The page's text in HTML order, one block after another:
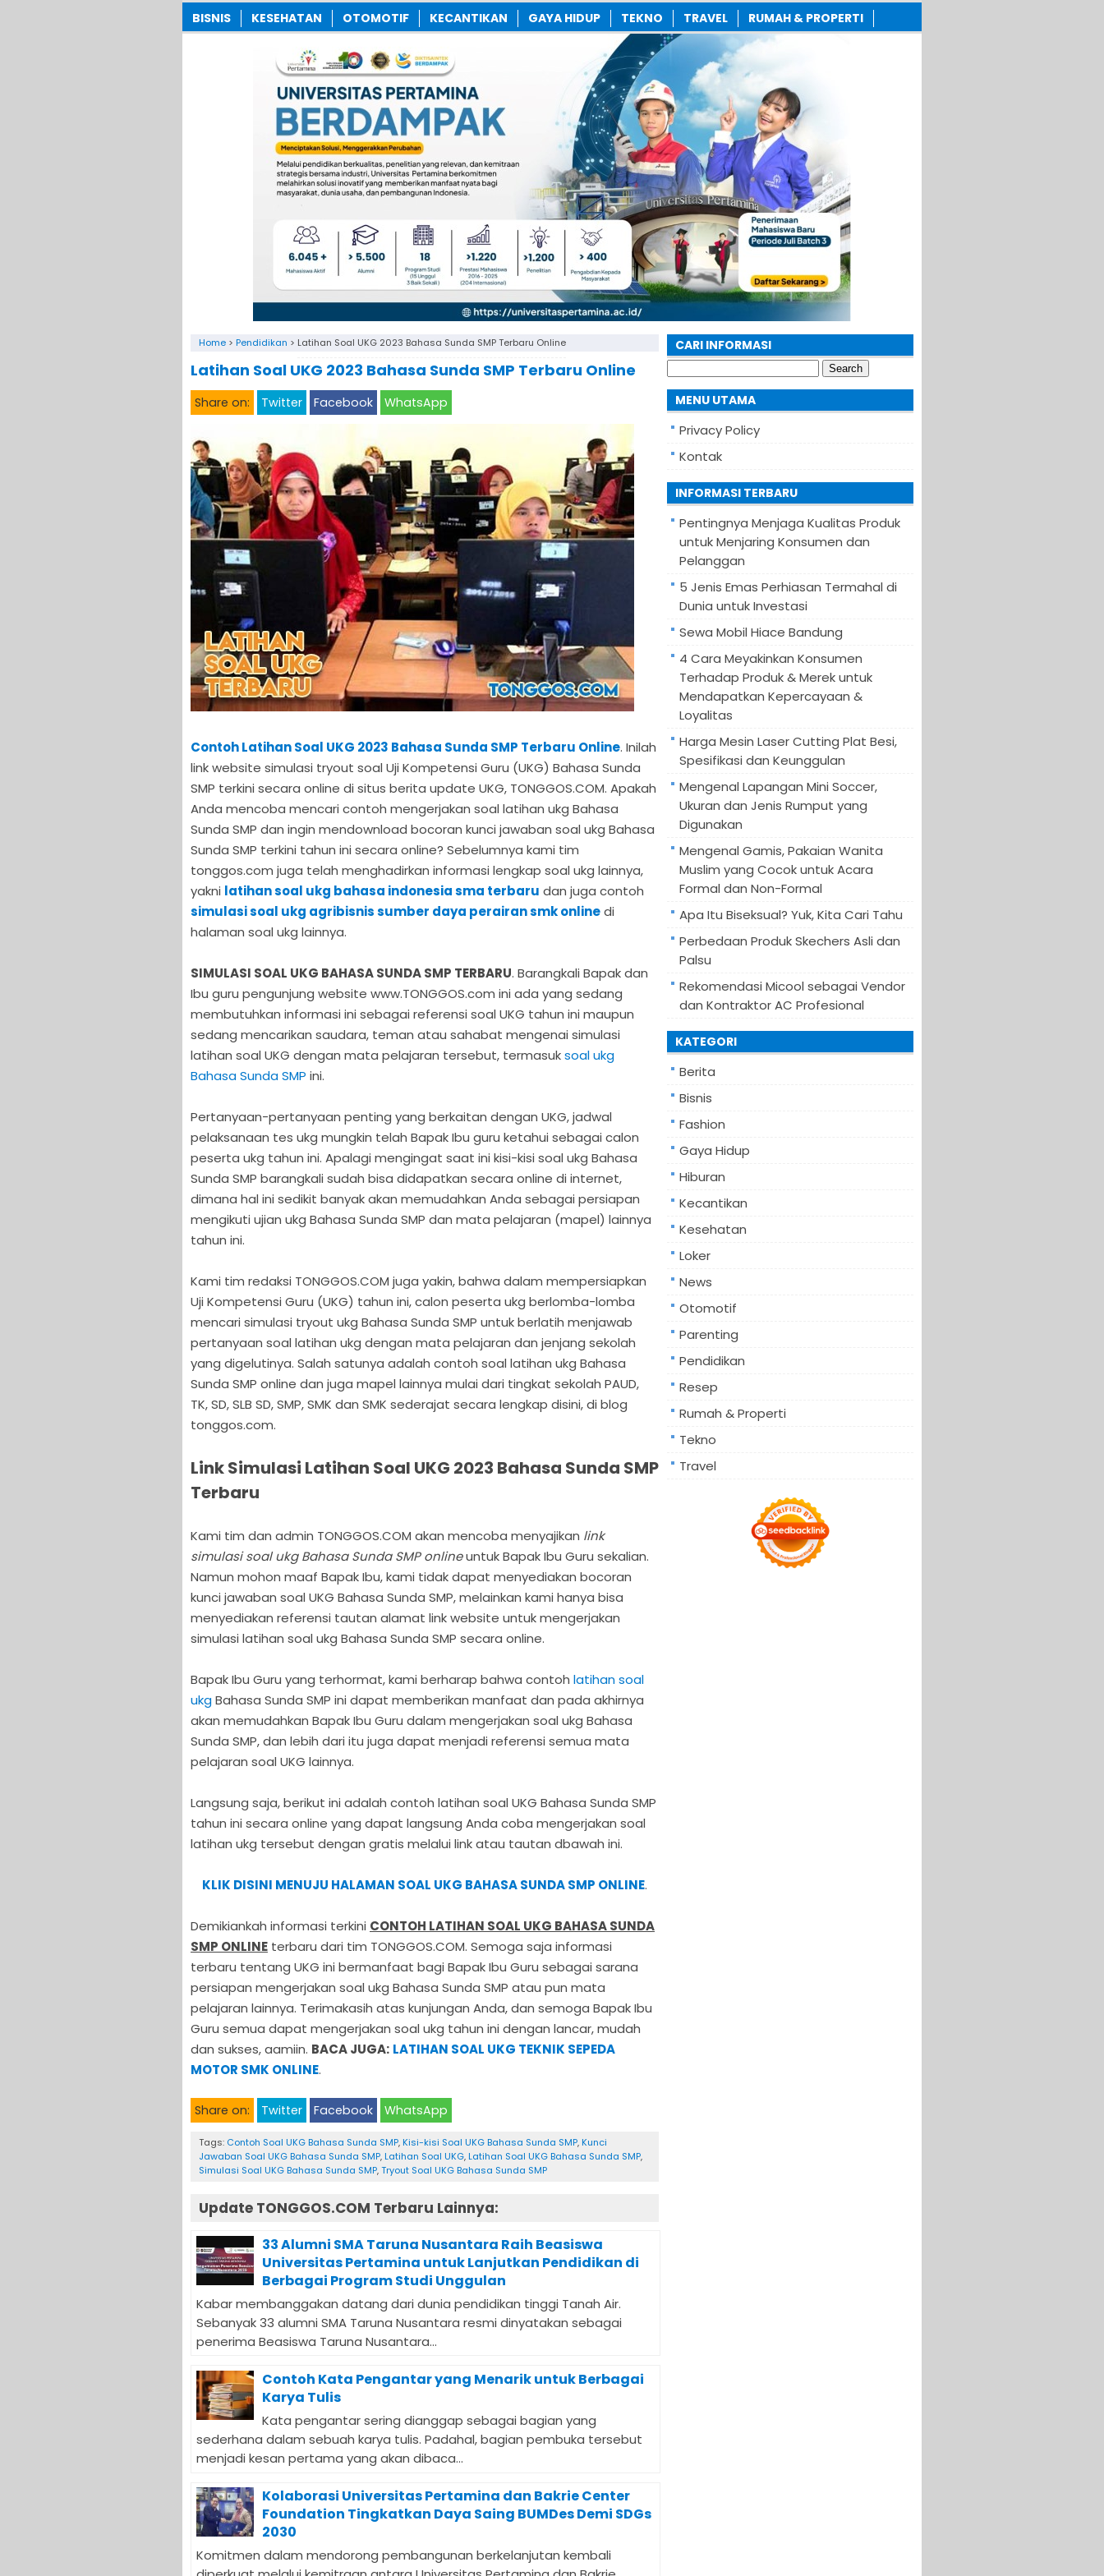
BISNIS KESEHATAN OTOMOTIF KECANTIKAN GAYA HIDUP TEKNO TRAVEL RUMAH & PROPERTI
Home > Pendidikan > Latihan Soal UKG 2023 Bahasa Sunda SMP Terbaru Online
Latihan Soal UKG 2023 Bahasa Sunda SMP Terbaru Online
Share on: Twitter Facebook WhatsApp
Contoh Latihan Soal UKG 2023 Bahasa Sunda SMP Terbaru Online. Inilah
link website simulasi tryout soal Uji Kompetensi Guru (UKG) Bahasa Sunda
SMP terkini secara online di situs berita update UKG, TONGGOS.COM. Apakah
Anda mencoba mencari contoh mengerjakan soal latihan ukg Bahasa
Sunda SMP dan ingin mendownload bocoran kunci jawaban soal ukg Bahasa
Sunda SMP terkini tahun ini secara online? Sebelumnya kami tim
tonggos.com juga telah menghadirkan informasi lengkap soal ukg lainnya,
yakni latihan soal ukg bahasa indonesia sma terbaru dan juga contoh
simulasi soal ukg agribisnis sumber daya perairan smk onlinedi
halaman soal ukg lainnya.
SIMULASI SOAL UKG BAHASA SUNDA SMP TERBARU. Barangkali Bapak dan
Ibu guru pengunjung website www.TONGGOS.com ini ada yang sedang
membutuhkan informasi ini sebagai referensi soal UKG tahun ini maupun
sedang mencarikan saudara, teman atau sahabat mengenai simulasi
latihan soal UKG dengan mata pelajaran tersebut, termasuksoal ukg
Bahasa Sunda SMP ini.
Pertanyaan-pertanyaan penting yang berkaitan dengan UKG, jadwal
pelaksanaan tes ukg mungkin telah Bapak Ibu guru ketahui sebagai calon
peserta ukg tahun ini. Apalagi mengingat saat ini kisi-kisi soal ukg Bahasa
Sunda SMP barangkali sudah bisa didapatkan secara online di internet,
dimana hal ini sedikit banyak akan memudahkan Anda sebagai persiapan
mengikuti ujian ukg Bahasa Sunda SMP dan mata pelajaran (mapel) lainnya
tahun ini.
Kami tim redaksi TONGGOS.COM juga yakin, bahwa dalam mempersiapkan
Uji Kompetensi Guru (UKG) tahun ini, calon peserta ukg berlomba-lomba
mencari simulasi tryout ukg Bahasa Sunda SMP untuk berlatih menjawab
pertanyaan soal latihan ukg dengan mata pelajaran dan jenjang sekolah
yang digelutinya. Salah satunya adalah contoh soal latihan ukg Bahasa
Sunda SMP online dan juga mapel lainnya mulai dari tingkat sekolah PAUD,
TK, SD, SLB SD, SMP, SMK dan SMK sederajat secara lengkap disini, di blog
tonggos.com.
Link Simulasi Latihan Soal UKG 2023 Bahasa Sunda SMP
Terbaru
Kami tim dan admin TONGGOS.COM akan mencoba menyajikan link
simulasi soal ukg Bahasa Sunda SMP onlineuntuk Bapak Ibu Guru sekalian.
Namun mohon maaf Bapak Ibu, kami tidak dapat menyediakan bocoran
kunci jawaban soal UKG Bahasa Sunda SMP, melainkan kami hanya bisa
menyediakan referensi tautan alamat link website untuk mengerjakan
simulasi latihan soal ukg Bahasa Sunda SMP secara online.
Bapak Ibu Guru yang terhormat, kami berharap bahwa contoh latihan soal
ukgBahasa Sunda SMP ini dapat memberikan manfaat dan pada akhirnya
akan memudahkan Bapak Ibu Guru dalam mengerjakan soal ukg Bahasa
Sunda SMP, dan lebih dari itu juga dapat menjadi referensi semua mata
pelajaran soal UKG lainnya.
Langsung saja, berikut ini adalah contoh latihan soal UKG Bahasa Sunda SMP
tahun ini secara online yang dapat langsung Anda coba mengerjakan soal
latihan ukg tersebut dengan gratis melalui link atau tautan dbawah ini.
KLIK DISINI MENUJU HALAMAN SOAL UKG BAHASA SUNDA SMP ONLINE.
Demikiankah informasi terkini CONTOH LATIHAN SOAL UKG BAHASA SUNDA
SMP ONLINE terbaru dari tim TONGGOS.COM. Semoga saja informasi
terbaru tentang UKG ini bermanfaat bagi Bapak Ibu Guru sebagai sarana
persiapan mengerjakan soal ukg Bahasa Sunda SMP atau pun mata
pelajaran lainnya. Terimakasih atas kunjungan Anda, dan semoga Bapak Ibu
Guru semua dapat mengerjakan soal ukg tahun ini dengan lancar, mudah
dan sukses, aamiin. BACA JUGA: LATIHAN SOAL UKG TEKNIK SEPEDA
MOTOR SMK ONLINE.
Share on: Twitter Facebook WhatsApp
Tags: Contoh Soal UKG Bahasa Sunda SMP, Kisi-kisi Soal UKG Bahasa Sunda SMP, Kunci
Jawaban Soal UKG Bahasa Sunda SMP, Latihan Soal UKG, Latihan Soal UKG Bahasa Sunda SMP,
Simulasi Soal UKG Bahasa Sunda SMP,Tryout Soal UKG Bahasa Sunda SMP
Update TONGGOS.COM Terbaru Lainnya:
33 Alumni SMA Taruna Nusantara Raih Beasiswa
Universitas Pertamina untuk Lanjutkan Pendidikan di
Berbagai Program Studi Unggulan
Kabar membanggakan datang dari dunia pendidikan tinggi Tanah Air.
Sebanyak 33 alumni SMA Taruna Nusantara resmi dinyatakan sebagai
penerima Beasiswa Taruna Nusantara...
Contoh Kata Pengantar yang Menarik untuk Berbagai
Karya Tulis
Kata pengantar sering dianggap sebagai bagian yang
sederhana dalam sebuah karya tulis. Padahal, bagian pembuka tersebut
menjadi kesan pertama yang akan dibaca...
Kolaborasi Universitas Pertamina dan Bakrie Center
Foundation Tingkatkan Daya Saing BUMDes Demi SDGs
2030
Komitmen dalam mendorong pembangunan berkelanjutan kembali
CARI INFORMASI
for:
MENU UTAMA
Privacy Policy
Kontak
INFORMASI TERBARU
Pentingnya Menjaga Kualitas Produk
untuk Menjaring Konsumen dan
Pelanggan
5 Jenis Emas Perhiasan Termahal di
Dunia untuk Investasi
Sewa Mobil Hiace Bandung
4 Cara Meyakinkan Konsumen
Terhadap Produk & Merek untuk
Mendapatkan Kepercayaan &
Loyalitas
Harga Mesin Laser Cutting Plat Besi,
Spesifikasi dan Keunggulan
Mengenal Lapangan Mini Soccer,
Ukuran dan Jenis Rumput yang
Digunakan
Mengenal Gamis, Pakaian Wanita
Muslim yang Cocok untuk Acara
Formal dan Non-Formal
Apa Itu Biseksual? Yuk, Kita Cari Tahu
Perbedaan Produk Skechers Asli dan
Palsu
Rekomendasi Micool sebagai Vendor
dan Kontraktor AC Profesional
KATEGORI
Berita
Bisnis
Fashion
Gaya Hidup
Hiburan
Kecantikan
Kesehatan
Loker
News
Otomotif
Parenting
Pendidikan
Resep
Rumah & Properti
Tekno
Travel